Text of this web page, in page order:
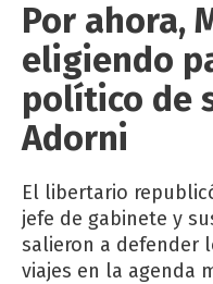
Por ahora,
eligiendo
político de
Adorni
El libertario
jefe de gabinete y
salieron a defender
viajes en la agenda